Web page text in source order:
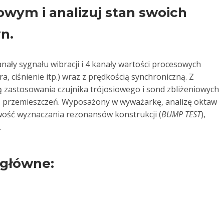
i analizuj stan swoich
sygnału wibracji i 4 kanały wartości procesowych
ciśnienie itp.) wraz z prędkością synchroniczną. Z
zastosowania czujnika trójosiowego i sond zbliżeniowych
Wyposażony w wyważarkę, analizę oktaw
wyznaczania rezonansów konstrukcji (BUMP TEST),